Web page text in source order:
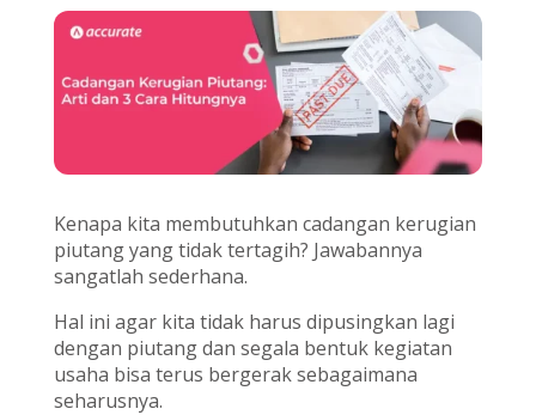
Kenapa kita membutuhkan cadangan kerugian
piutang yang tidak tertagih? Jawabannya
sangatlah sederhana.
Hal ini agar kita tidak harus dipusingkan lagi
dengan piutang dan segala bentuk kegiatan
usaha bisa terus bergerak sebagaimana
seharusnya.